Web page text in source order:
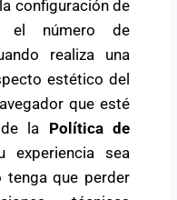
configuración de
el número de
realiza una
estético del
que esté
la Política de
experiencia sea
tenga que perder